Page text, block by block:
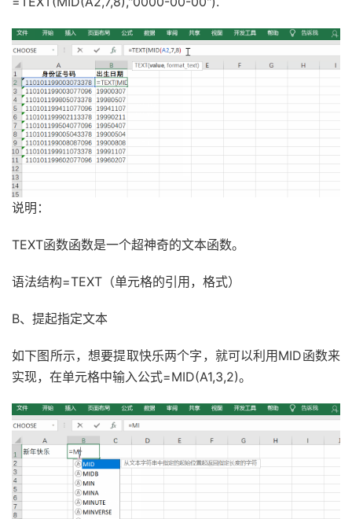
说明：
TEXT函数函数是一个超神奇的文本函数。
语法结构=TEXT（单元格的引用，格式）
B、提起指定文本
如下图所示，想要提取快乐两个字，就可以利用MID函数来
实现，在单元格中输入公式=MID(A1,3,2)。